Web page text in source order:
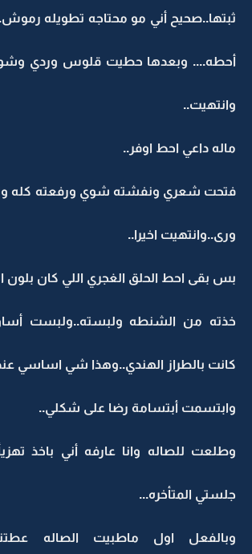
ثبتها..صحيح أني مو محتاجه تطويله
أحطه.... وبعدها حطيت قلوس وردي
وانتهيت..
ماله داعي احط اوفر..
فتحت شعري ونفشته شوي ورفعته كله
ورى..وانتهيت اخيرا..
بس بقى احط الحلق الغجري اللي كان بلون
خذته من الشنطه ولبسته..ولبست
كانت بالطراز الهندي..وهذا شي اساسي
وابتسمت أبتسامة رضا على شكلي..
وطلعت للصاله وانا عارفه أني باخذ
جلستي المتأخره...
وبالفعل اول ماطبيت الصاله